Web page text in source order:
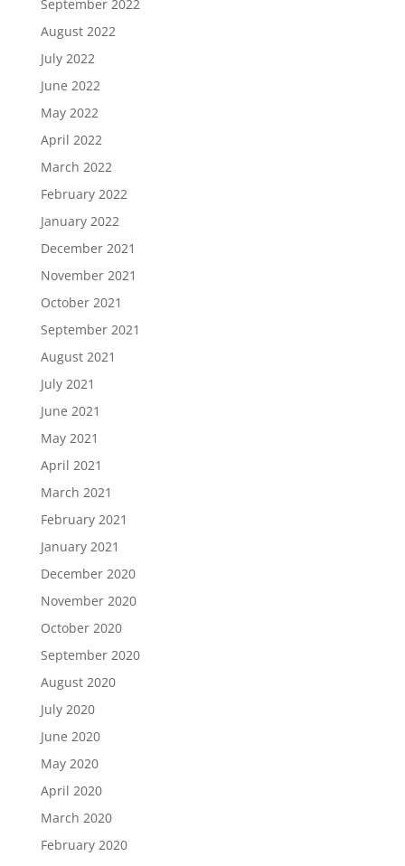
September 2022
August 2022
July 2022
June 2022
May 2022
April 2022
March 2022
February 2022
January 2022
December 2021
November 2021
October 2021
September 2021
August 2021
July 2021
June 2021
May 2021
April 2021
March 2021
February 2021
January 2021
December 2020
November 2020
October 2020
September 2020
August 2020
July 2020
June 2020
May 2020
April 2020
March 2020
February 2020